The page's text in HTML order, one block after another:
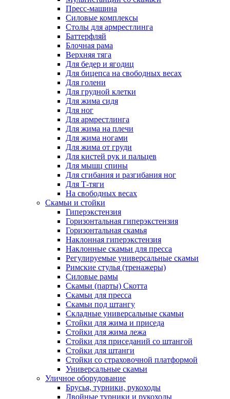
Пресс-машина
Силовые комплексы
Столы для армрестлинга
Баттерфляй
Блочная рама
Верхняя тяга
Для бедер и ягодиц
Для бицепса на свободных весах
Для голени
Для грудной клетки
Для жима сидя
Для ног
Для армрестлинга
Для жима на плечи
Для жима ногами
Для жима от груди
Для кистей рук и пальцев
Для мышц спины
Для сгибания и разгибания ног
Для Т-тяги
На свободных весах
Скамьи и стойки
Гиперэкстензия
Горизонтальная гиперэкстензия
Горизонтальная скамья
Наклонная гиперэкстензия
Наклонные скамьи для пресса
Регулируемые универсальные скамьи
Римские стулья (тренажеры)
Силовые рамы
Скамьи (парты) Скотта
Скамьи для пресса
Скамьи под штангу
Складные универсальные скамьи
Стойки для жима и приседа
Стойки для жима лежа
Стойки для приседаний со штангой
Стойки для штанги
Стойки со страховочной платформой
Универсальные скамьи
Уличное оборудование
Брусья, турники, рукоходы
Двойные турники и рукоходы